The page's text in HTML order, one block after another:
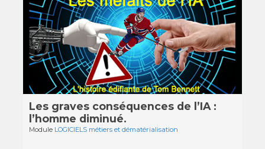
Les graves conséquences de l’IA :
l’homme diminué.
Module LOGICIELS métiers et dématérialisation